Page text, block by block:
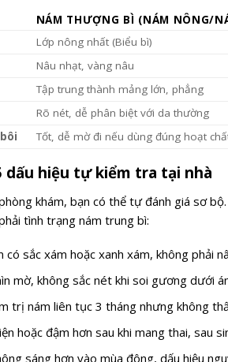
NÁM THƯỢNG BÌ (NÁM NÔNG/
Lớp nông nhất (Biểu bì)
Nâu nhạt, vàng nâu
Tập trung thành mảng lớn, phẳng
Rõ nét, dễ phân biệt với da thường
Tốt, dễ mờ đi nếu dùng đúng hoạt
dấu hiệu tự kiểm tra tại nhà
khám, bạn có thể tự đánh giá sơ
tình trạng nám trung bì:
có sắc xám hoặc xanh xám, không phải
mờ, không sắc nét khi soi gương dưới
trị nám liên tục 3 tháng nhưng không
hoặc đậm hơn sau khi mang thai, sau
sáng hơn vào mùa đông, dấu hiệu